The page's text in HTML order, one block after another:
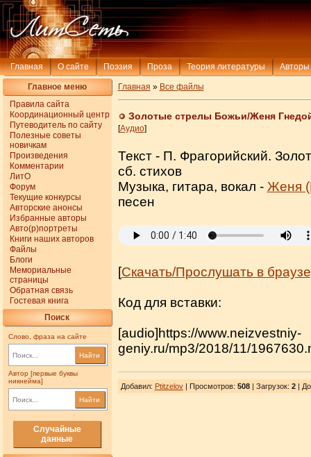
Главная О сайте Поэзия Проза Теория литературы Авторы
Главное меню
Правила сайта
Координационный центр
Путеводитель по сайту
Полезные советы
новичкам
Произведения
Комментарии
ЛитО
Форум
Текущие конкурсы
Авторские анонсы
Избранные авторы
Авто(р)портреты
Книги наших авторов
Файлы
Блоги
Мемориальные
страницы
Обратная связь
Гостевая книга
Поиск
Слово, фраза на сайте
Найти
Автор [первые буквы
никнейма]
Найти
Случайные
данные
Главная » Все файлы
Золотые стрелы Божьи/Женя
[Аудио]
Текст - П. Фрагорийский.
сб. стихов
Музыка, гитара, вокал - Женя
песен
[Скачать/Прослушать в
Код для вставки:
[audio]https://www.neizvestniy-
geniy.ru/mp3/2018/11/
Добавил: Ptitzelov| Просмотров: 508| Загрузок: 2|